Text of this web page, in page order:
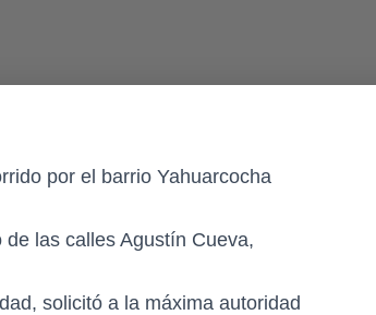
por el barrio Yahuarcocha
las calles Agustín Cueva,
solicitó a la máxima autoridad